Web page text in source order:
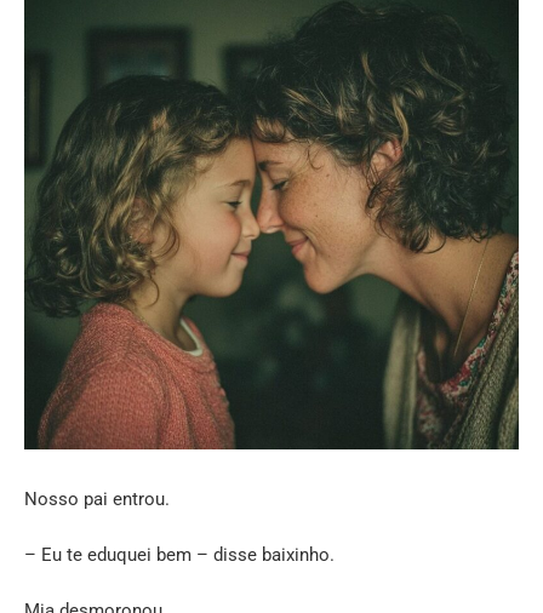
Nosso pai entrou.
– Eu te eduquei bem – disse baixinho.